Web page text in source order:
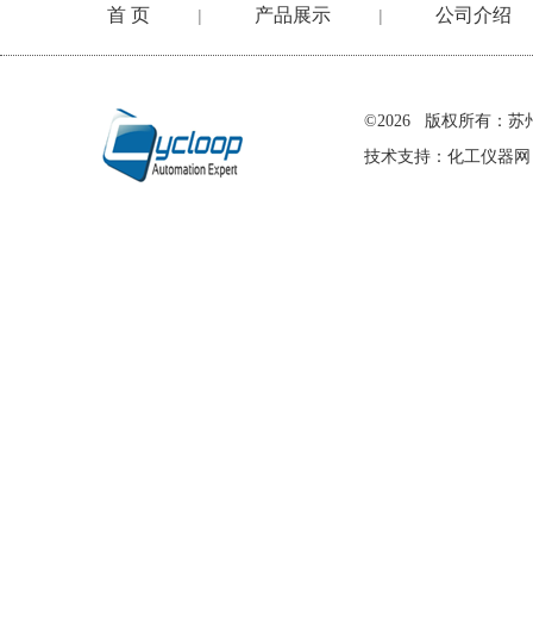
首 页 | 产品展示 | 公司介绍
©2026 版权所有：苏
技术支持： 化工仪器网